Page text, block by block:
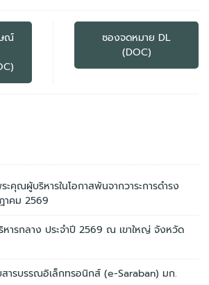
ณ์
ซองจดหมาย DL
(DOC)
คุณผู้บริหารในโอกาสพ้นจากวาระการดำรง
าคม 2569
หารกลาง ประจำปี 2569 ณ เขาใหญ่ จังหวัด
สารบรรณอิเล็กทรอนิกส์ (e-Saraban) มก.